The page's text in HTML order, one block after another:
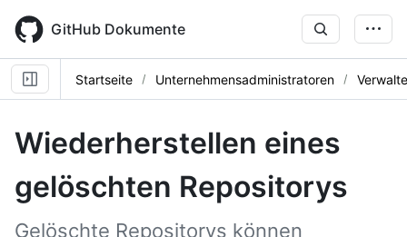
main
content
GitHub Dokumente
Startseite Unternehmensadministratoren
Wiederherstellen eines
gelöschten Repositorys
Gelöschte Repositorys können